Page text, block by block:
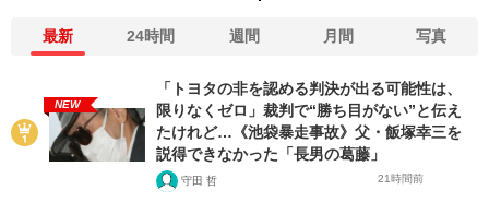
最新 24時間 週間 月間 写真
NEW
「トヨタの非を認める判決が出る可能性は、
限りなくゼロ」裁判で“勝ち目がない”と伝え
たけれど…《池袋暴走事故》父・飯塚幸三を
説得できなかった「長男の葛藤」
守田 哲 21時間前